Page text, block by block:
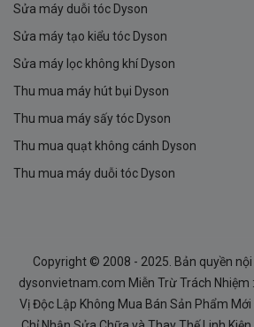
Sửa máy duỗi tóc Dyson
Sửa máy tạo kiểu tóc Dyson
Sửa máy lọc không khí Dyson
Thu mua máy hút bụi Dyson
Thu mua máy sấy tóc Dyson
Thu mua quạt không cánh Dyson
Thu mua máy duỗi tóc Dyson
Copyright © 2008 - 2025. Bản quyền
dysonvietnam.com Miễn Trừ Trách Nhiệm
Vị Độc Lập Không Mua Bán Sản Phẩm Mới